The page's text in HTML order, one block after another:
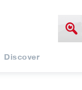
Discover